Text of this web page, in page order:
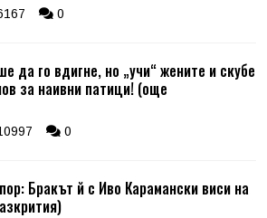
0
да го вдигне, но „учи“ жените и скубе
за наивни патици! (още
0
Бракът й с Иво Карамански виси на